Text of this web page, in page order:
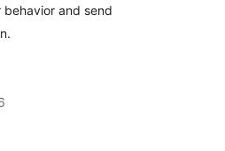
and send